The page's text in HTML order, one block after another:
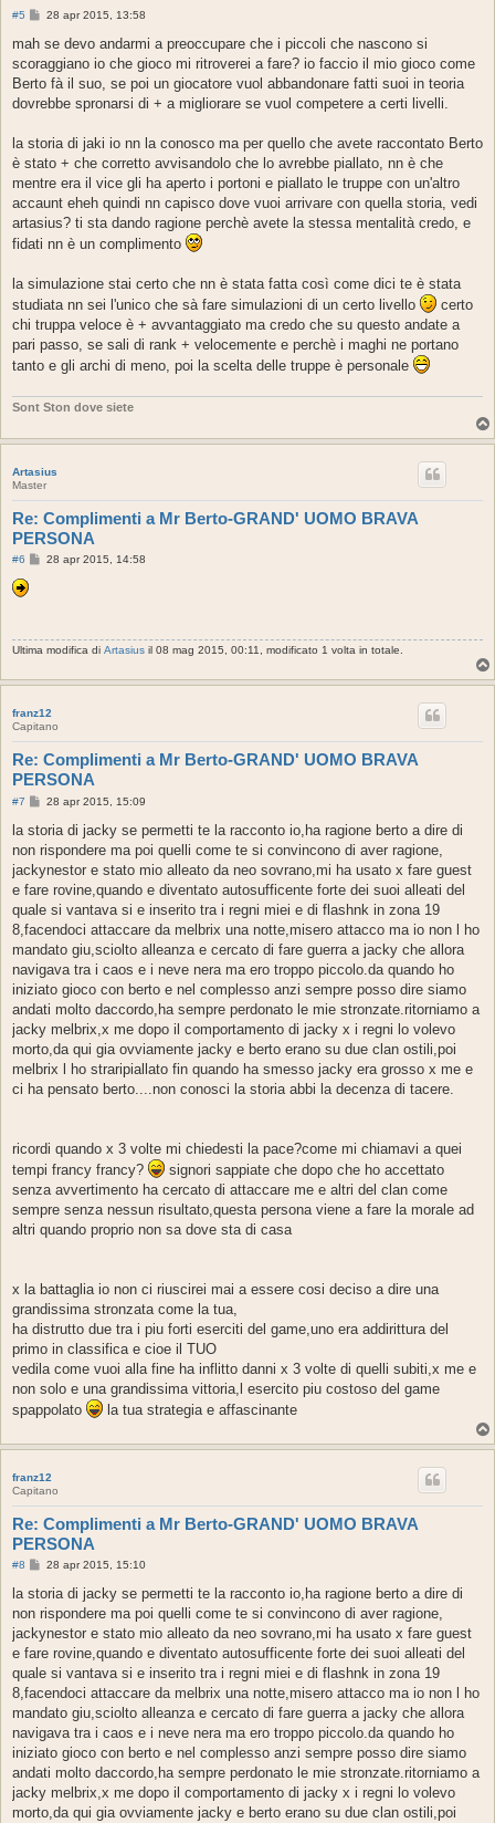
#5
M
s
a
g
i
28 apr 2015, 13:58
mah se devo andarmi a preoccupare che i piccoli che nascono si
scoraggiano io che gioco mi ritroverei a fare? io faccio il mio gioco come
Berto fà il suo, se poi un giocatore vuol abbandonare fatti suoi in teoria
dovrebbe spronarsi di + a migliorare se vuol competere a certi livelli.
la storia di jaki io nn la conosco ma per quello che avete raccontato Berto
è stato + che corretto avvisandolo che lo avrebbe piallato, nn è che
mentre era il vice gli ha aperto i portoni e piallato le truppe con un'altro
accaunt eheh quindi nn capisco dove vuoi arrivare con quella storia, vedi
artasius? ti sta dando ragione perchè avete la stessa mentalità credo, e
fidati nn è un complimento
la simulazione stai certo che nn è stata fatta così come dici te è stata
studiata nn sei l'unico che sà fare simulazioni di un certo livello
certo
chi truppa veloce è + avvantaggiato ma credo che su questo andate a
pari passo, se sali di rank + velocemente e perchè i maghi ne portano
tanto e gli archi di meno, poi la scelta delle truppe è personale
Sont Ston dove siete
Artasius
Master
Re: Complimenti a Mr Berto-GRAND' UOMO BRAVA
PERSONA
#6
M
g
i
28 apr 2015, 14:58
Ultima modifica di Artasius il 08 mag 2015, 00:11, modificato 1 volta in totale.
franz12
Capitano
Re: Complimenti a Mr Berto-GRAND' UOMO BRAVA
PERSONA
#7
M
s
a
g
g
i
o
28 apr 2015, 15:09
la storia di jacky se permetti te la racconto io,ha ragione berto a dire di
non rispondere ma poi quelli come te si convincono di aver ragione,
jackynestor e stato mio alleato da neo sovrano,mi ha usato x fare guest
e fare rovine,quando e diventato autosufficente forte dei suoi alleati del
quale si vantava si e inserito tra i regni miei e di flashnk in zona 19
8,facendoci attaccare da melbrix una notte,misero attacco ma io non l ho
mandato giu,sciolto alleanza e cercato di fare guerra a jacky che allora
navigava tra i caos e i neve nera ma ero troppo piccolo.da quando ho
iniziato gioco con berto e nel complesso anzi sempre posso dire siamo
andati molto daccordo,ha sempre perdonato le mie stronzate.ritorniamo a
jacky melbrix,x me dopo il comportamento di jacky x i regni lo volevo
morto,da qui gia ovviamente jacky e berto erano su due clan ostili,poi
melbrix l ho straripiallato fin quando ha smesso jacky era grosso x me e
ci ha pensato berto....non conosci la storia abbi la decenza di tacere.
ricordi quando x 3 volte mi chiedesti la pace?come mi chiamavi a quei
tempi francy francy?
signori sappiate che dopo che ho accettato
senza avvertimento ha cercato di attaccare me e altri del clan come
sempre senza nessun risultato,questa persona viene a fare la morale ad
altri quando proprio non sa dove sta di casa
x la battaglia io non ci riuscirei mai a essere cosi deciso a dire una
grandissima stronzata come la tua,
ha distrutto due tra i piu forti eserciti del game,uno era addirittura del
primo in classifica e cioe il TUO
vedila come vuoi alla fine ha inflitto danni x 3 volte di quelli subiti,x me e
non solo e una grandissima vittoria,l esercito piu costoso del game
spappolato
la tua strategia e affascinante
franz12
Capitano
Re: Complimenti a Mr Berto-GRAND' UOMO BRAVA
PERSONA
#8
M
s
a
g
g
i
o
28 apr 2015, 15:10
la storia di jacky se permetti te la racconto io,ha ragione berto a dire di
non rispondere ma poi quelli come te si convincono di aver ragione,
jackynestor e stato mio alleato da neo sovrano,mi ha usato x fare guest
e fare rovine,quando e diventato autosufficente forte dei suoi alleati del
quale si vantava si e inserito tra i regni miei e di flashnk in zona 19
8,facendoci attaccare da melbrix una notte,misero attacco ma io non l ho
mandato giu,sciolto alleanza e cercato di fare guerra a jacky che allora
navigava tra i caos e i neve nera ma ero troppo piccolo.da quando ho
iniziato gioco con berto e nel complesso anzi sempre posso dire siamo
andati molto daccordo,ha sempre perdonato le mie stronzate.ritorniamo a
jacky melbrix,x me dopo il comportamento di jacky x i regni lo volevo
morto,da qui gia ovviamente jacky e berto erano su due clan ostili,poi